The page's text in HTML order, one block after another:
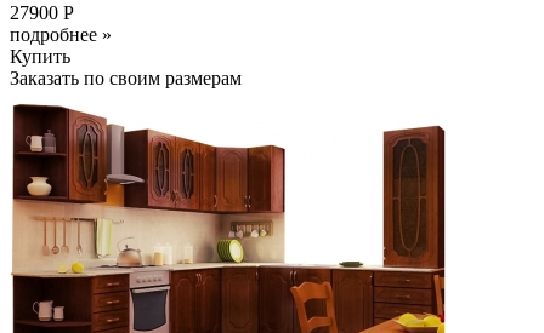
27900 Р
подробнее »
Купить
Заказать по своим размерам